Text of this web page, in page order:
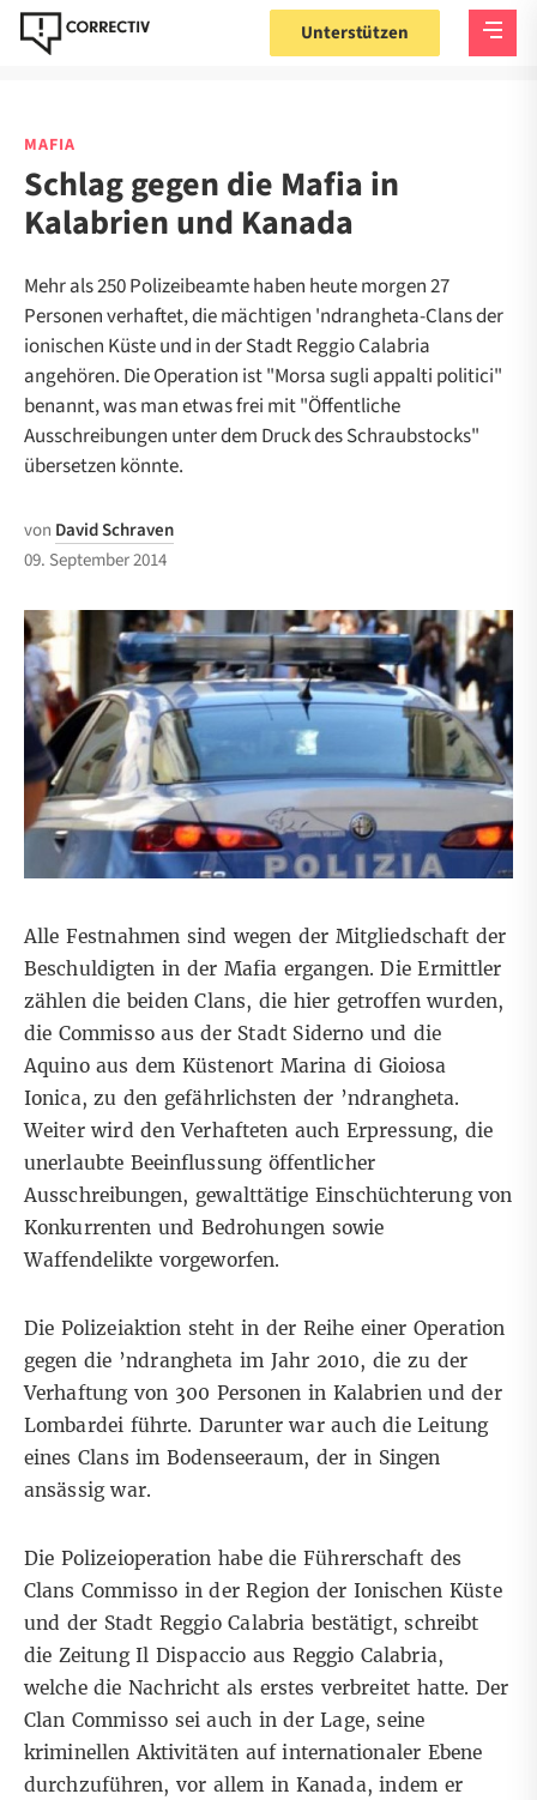
Unterstützen
MAFIA
Schlag gegen die Mafia in
Kalabrien und Kanada
Mehr als 250 Polizeibeamte haben heute morgen 27
Personen verhaftet, die mächtigen 'ndrangheta-Clans der
ionischen Küste und in der Stadt Reggio Calabria
angehören. Die Operation ist "Morsa sugli appalti politici"
benannt, was man etwas frei mit "Öffentliche
Ausschreibungen unter dem Druck des Schraubstocks"
übersetzen könnte.
von David Schraven
09. September 2014
Alle Festnahmen sind wegen der Mitgliedschaft der
Beschuldigten in der Mafia ergangen. Die Ermittler
zählen die beiden Clans, die hier getroffen wurden,
die Commisso aus der Stadt Siderno und die
Aquino aus dem Küstenort Marina di Gioiosa
Ionica, zu den gefährlichsten der ’ndrangheta.
Weiter wird den Verhafteten auch Erpressung, die
unerlaubte Beeinflussung öffentlicher
Ausschreibungen, gewalttätige Einschüchterung von
Konkurrenten und Bedrohungen sowie
Waffendelikte vorgeworfen.
Die Polizeiaktion steht in der Reihe einer Operation
gegen die ’ndrangheta im Jahr 2010, die zu der
Verhaftung von 300 Personen in Kalabrien und der
Lombardei führte. Darunter war auch die Leitung
eines Clans im Bodenseeraum, der in Singen
ansässig war.
Die Polizeioperation habe die Führerschaft des
Clans Commisso in der Region der Ionischen Küste
und der Stadt Reggio Calabria bestätigt, schreibt
die ZeitungIl Dispaccio aus Reggio Calabria,
welche die Nachricht als erstes verbreitet hatte. Der
Clan Commisso sei auch in der Lage, seine
kriminellen Aktivitäten auf internationaler Ebene
durchzuführen, vor allem in Kanada, indem er